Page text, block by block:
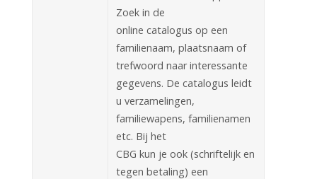
Zoek in de
online catalogus op een
familienaam, plaatsnaam of
trefwoord naar interessante
gegevens. De catalogus leidt
u verzamelingen,
familiewapens, familienamen
etc. Bij het
CBG kun je ook (schriftelijk en
tegen betaling) een